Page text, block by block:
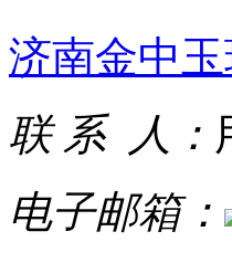
济南金中
联 系 人：
电子邮箱：